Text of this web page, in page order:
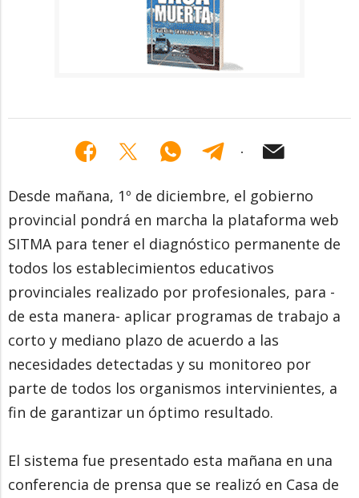
Desde mañana, 1º de diciembre, el gobierno
provincial pondrá en marcha la plataforma web
SITMA para tener el diagnóstico permanente de
todos los establecimientos educativos
provinciales realizado por profesionales, para -
de esta manera- aplicar programas de trabajo a
corto y mediano plazo de acuerdo a las
necesidades detectadas y su monitoreo por
parte de todos los organismos intervinientes, a
fin de garantizar un óptimo resultado.
El sistema fue presentado esta mañana en una
conferencia de prensa que se realizó en Casa de